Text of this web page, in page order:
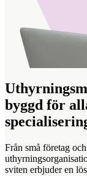
byggd för
Från små företag
sviten erbjuder en